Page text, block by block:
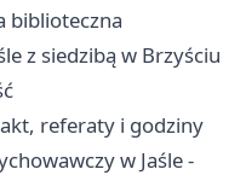
biblioteczna
z siedzibą w Brzyściu
referaty i godziny
w Jaśle -